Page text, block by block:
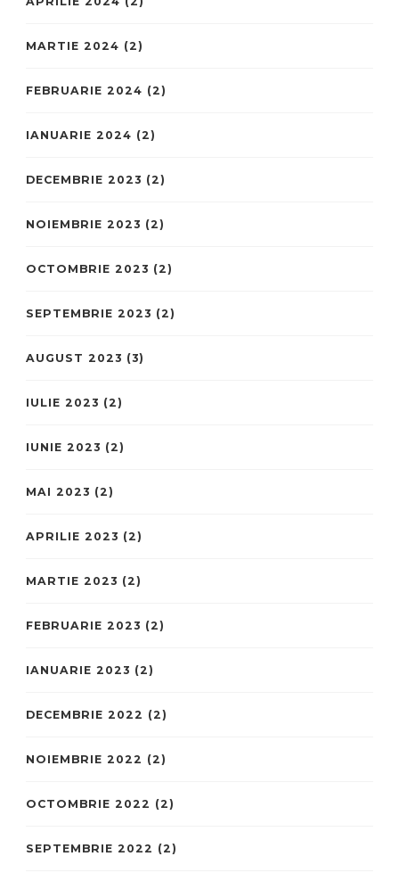
MARTIE 2024 (2)
FEBRUARIE 2024 (2)
IANUARIE 2024 (2)
DECEMBRIE 2023 (2)
NOIEMBRIE 2023 (2)
OCTOMBRIE 2023 (2)
SEPTEMBRIE 2023 (2)
AUGUST 2023 (3)
IULIE 2023 (2)
IUNIE 2023 (2)
MAI 2023 (2)
APRILIE 2023 (2)
MARTIE 2023 (2)
FEBRUARIE 2023 (2)
IANUARIE 2023 (2)
DECEMBRIE 2022 (2)
NOIEMBRIE 2022 (2)
OCTOMBRIE 2022 (2)
SEPTEMBRIE 2022 (2)